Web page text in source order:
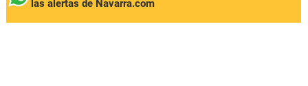
las alertas de Navarra.com